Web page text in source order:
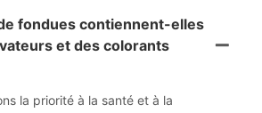
fondues contiennent-elles
et des colorants
la priorité à la santé et à la